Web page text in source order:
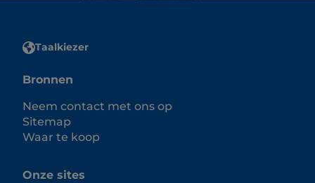
Taalkiezer
Bronnen
Neem contact met ons op
Sitemap
Waar te koop
Onze sites